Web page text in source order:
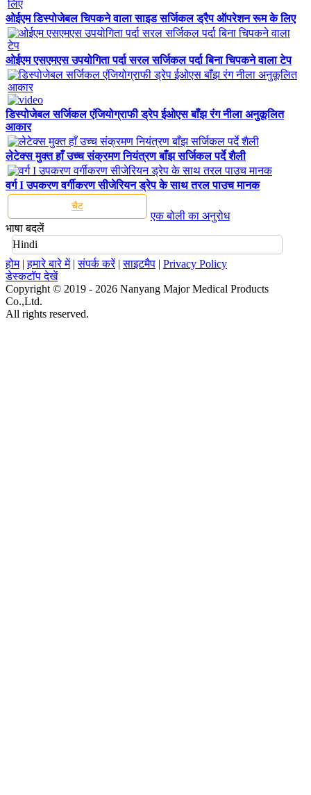
ओईएम डिस्पोजेबल चिपकने वाला साइड सर्जिकल ड्रैप ऑपरेशन रूम के लिए
ओईएम एसएमएस उपयोगिता पर्दा सरल सर्जिकल पर्दा बिना चिपकने वाला टेप
डिस्पोजेबल सर्जिकल एंजियोग्राफी ड्रेप ईओएस बाँझ रंग नीला अनुकूलित
आकार
लेटेक्स मुक्त हाँ उच्च संक्रमण नियंत्रण बाँझ सर्जिकल पर्दे शैली
वर्ग I उपकरण वर्गीकरण सीजेरियन ड्रेप के साथ तरल पाउच मानक
चैट
एक बोली का अनुरोध
भाषा बदलें
Hindi
होम|हमारे बारे में|संपर्क करें|साइटमैप | Privacy Policy
डेस्कटॉप देखें
Copyright © 2019 - 2026 Nanyang Major Medical Products
Co.,Ltd.
All rights reserved.